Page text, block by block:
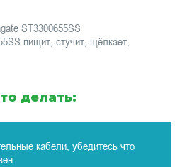
ST3300655SS
пищит, стучит, щёлкает,
делать:
кабели, убедитесь что